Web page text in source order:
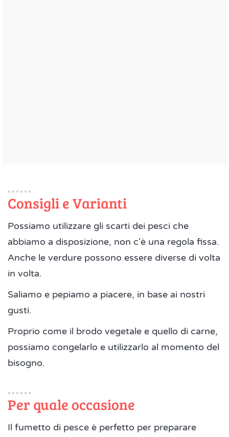
Consigli e Varianti
Possiamo utilizzare gli scarti dei pesci che
abbiamo a disposizione, non c'è una regola fissa.
Anche le verdure possono essere diverse di volta
in volta.
Saliamo e pepiamo a piacere, in base ai nostri
gusti.
Proprio come il brodo vegetale e quello di carne,
possiamo congelarlo e utilizzarlo al momento del
bisogno.
Per quale occasione
Il fumetto di pesce è perfetto per preparare